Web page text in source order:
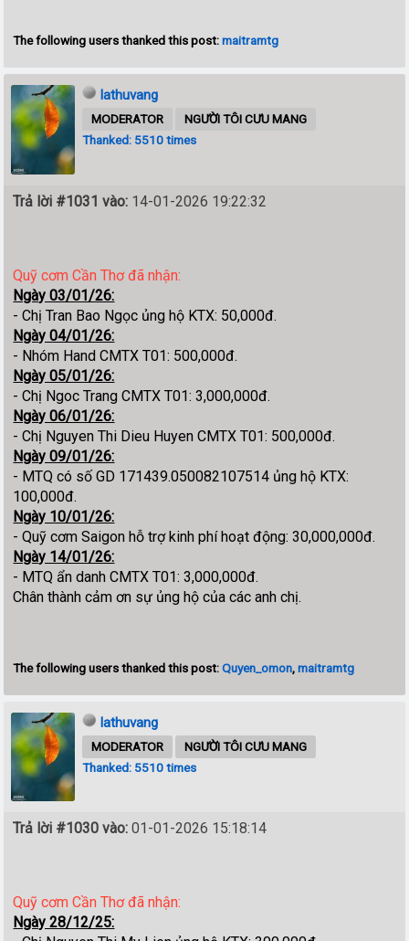
The following users thanked this post:maitramtg
lathuvang
MODERATOR
NGƯỜI TÔI CƯU MANG
Thanked: 5510 times
Trả lời #1031 vào: 14-01-2026 19:22:32
Quỹ cơm Cần Thơ đã nhận:
Ngày 03/01/26:
- Chị Tran Bao Ngọc ủng hộ KTX: 50,000đ.
Ngày 04/01/26:
- Nhóm Hand CMTX T01: 500,000đ.
Ngày 05/01/26:
- Chị Ngoc Trang CMTX T01: 3,000,000đ.
Ngày 06/01/26:
- Chị Nguyen Thi Dieu Huyen CMTX T01: 500,000đ.
Ngày 09/01/26:
- MTQ có số GD 171439.050082107514 ủng hộ KTX:
100,000đ.
Ngày 10/01/26:
- Quỹ cơm Saigon hỗ trợ kinh phí hoạt động: 30,000,000đ.
Ngày 14/01/26:
- MTQ ẩn danh CMTX T01: 3,000,000đ.
Chân thành cảm ơn sự ủng hộ của các anh chị.
The following users thanked this post:Quyen_omon,maitramtg
lathuvang
MODERATOR
NGƯỜI TÔI CƯU MANG
Thanked: 5510 times
Trả lời #1030 vào: 01-01-2026 15:18:14
Quỹ cơm Cần Thơ đã nhận:
Ngày 28/12/25: